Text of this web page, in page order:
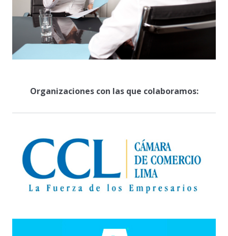
Organizaciones con las que colaboramos: